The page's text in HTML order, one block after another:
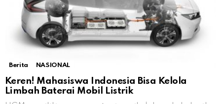
Berita NASIONAL
Keren! Mahasiswa Indonesia Bisa Kelola
Limbah Baterai Mobil Listrik